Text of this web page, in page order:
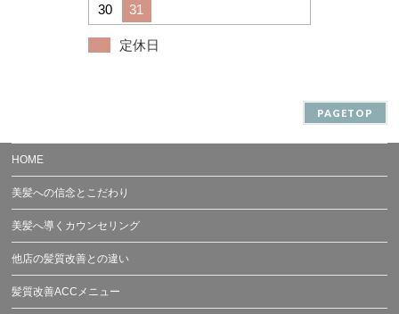
30
31
定休日
PAGETOP
HOME
美髪への信念とこだわり
美髪へ導くカウンセリング
他店の髪質改善との違い
髪質改善ACCメニュー